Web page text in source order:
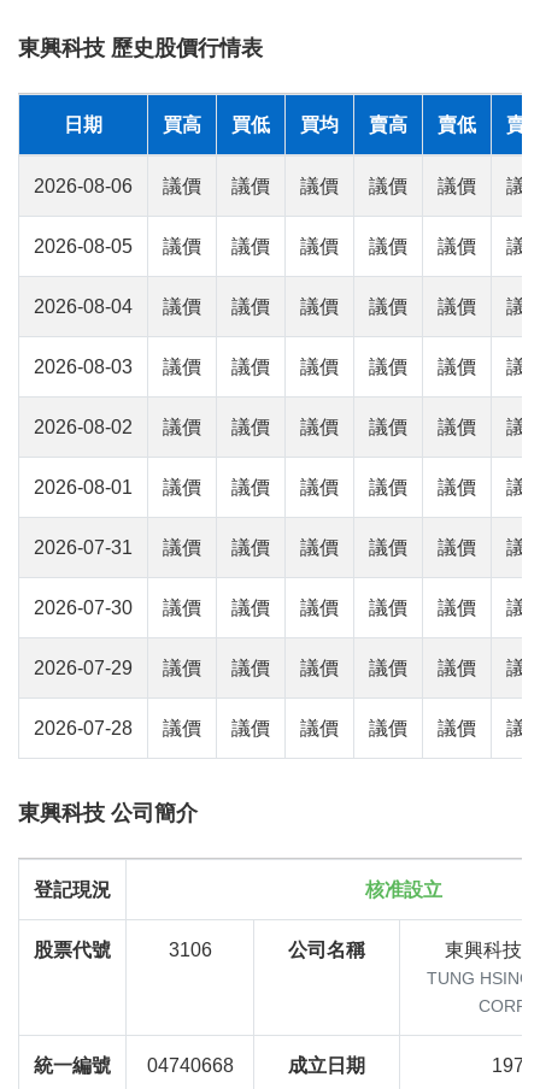
東興科技 歷史股價行情表
日期 買高 買低 買均 賣高 賣低 賣
2026-08-06 議價 議價 議價 議價 議價 議
2026-08-05 議價 議價 議價 議價 議價 議
2026-08-04 議價 議價 議價 議價 議價 議
2026-08-03 議價 議價 議價 議價 議價 議
2026-08-02 議價 議價 議價 議價 議價 議
2026-08-01 議價 議價 議價 議價 議價 議
2026-07-31 議價 議價 議價 議價 議價 議
2026-07-30 議價 議價 議價 議價 議價 議
2026-07-29 議價 議價 議價 議價 議價 議
2026-07-28 議價 議價 議價 議價 議價 議
東興科技 公司簡介
登記現況 核准設立
股票代號 3106 公司名稱 東興科技
TUNG HSING
統一編號 04740668 成立日期